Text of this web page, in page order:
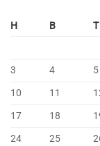
H B T
3
4 5
10
11
17
18
24
25